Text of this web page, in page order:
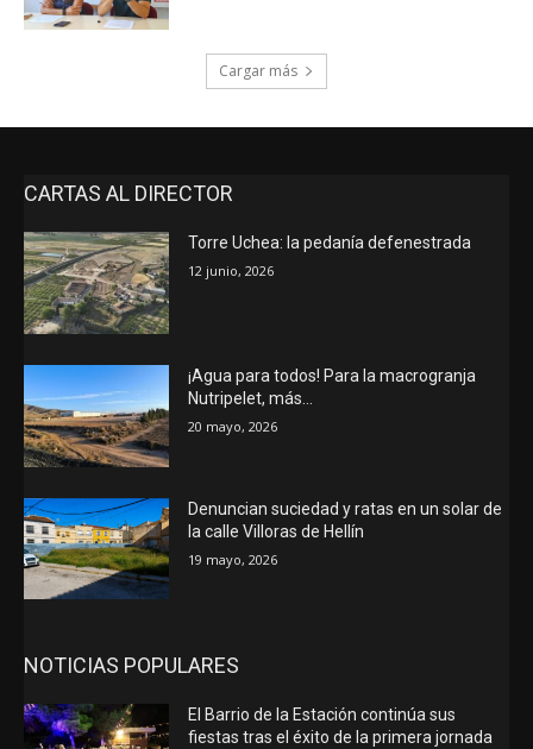
Cargar más
CARTAS AL DIRECTOR
Torre Uchea: la pedanía defenestrada
12 junio, 2026
¡Agua para todos! Para la macrogranja
Nutripelet, más…
20 mayo, 2026
Denuncian suciedad y ratas en un solar de
la calle Villoras de Hellín
19 mayo, 2026
NOTICIAS POPULARES
El Barrio de la Estación continúa sus
fiestas tras el éxito de la primera jornada